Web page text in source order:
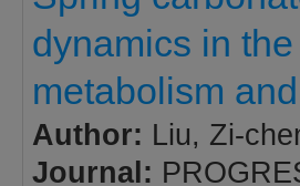
dynamics in
metabolism
Author: Liu, Zi-
Journal: